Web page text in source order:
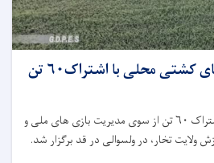
تخار؛ برگزاری رقابت های کشتی محلی با اشتراک۶۰ تن
رقابت های کشتی محلی با اشتراک ۶۰ تن از سوی مدیریت بازی های ملی و
ولایت تخار، در ولسوالی در قد برگزار شد.